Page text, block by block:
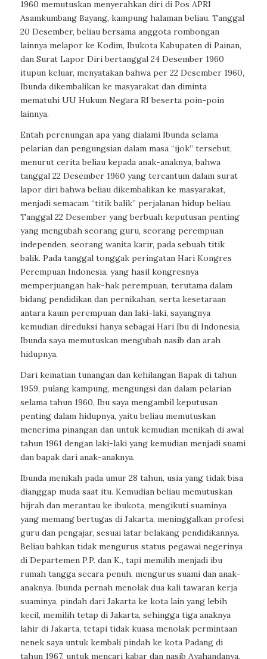
1960 memutuskan menyerahkan diri di Pos APRI
Asamkumbang Bayang, kampung halaman beliau. Tanggal
20 Desember, beliau bersama anggota rombongan
lainnya melapor ke Kodim, Ibukota Kabupaten di Painan,
dan Surat Lapor Diri bertanggal 24 Desember 1960
itupun keluar, menyatakan bahwa per 22 Desember 1960,
Ibunda dikembalikan ke masyarakat dan diminta
mematuhi UU Hukum Negara RI beserta poin-poin
lainnya.
Entah perenungan apa yang dialami Ibunda selama
pelarian dan pengungsian dalam masa “ijok” tersebut,
menurut cerita beliau kepada anak-anaknya, bahwa
tanggal 22 Desember 1960 yang tercantum dalam surat
lapor diri bahwa beliau dikembalikan ke masyarakat,
menjadi semacam “titik balik” perjalanan hidup beliau.
Tanggal 22 Desember yang berbuah keputusan penting
yang mengubah seorang guru, seorang perempuan
independen, seorang wanita karir, pada sebuah titik
balik. Pada tanggal tonggak peringatan Hari Kongres
Perempuan Indonesia, yang hasil kongresnya
memperjuangan hak-hak perempuan, terutama dalam
bidang pendidikan dan pernikahan, serta kesetaraan
antara kaum perempuan dan laki-laki, sayangnya
kemudian direduksi hanya sebagai Hari Ibu di Indonesia,
Ibunda saya memutuskan mengubah nasib dan arah
hidupnya.
Dari kematian tunangan dan kehilangan Bapak di tahun
1959, pulang kampung, mengungsi dan dalam pelarian
selama tahun 1960, Ibu saya mengambil keputusan
penting dalam hidupnya, yaitu beliau memutuskan
menerima pinangan dan untuk kemudian menikah di awal
tahun 1961 dengan laki-laki yang kemudian menjadi suami
dan bapak dari anak-anaknya.
Ibunda menikah pada umur 28 tahun, usia yang tidak bisa
dianggap muda saat itu. Kemudian beliau memutuskan
hijrah dan merantau ke ibukota, mengikuti suaminya
yang memang bertugas di Jakarta, meninggalkan profesi
guru dan pengajar, sesuai latar belakang pendidikannya.
Beliau bahkan tidak mengurus status pegawai negerinya
di Departemen P.P. dan K., tapi memilih menjadi ibu
rumah tangga secara penuh, mengurus suami dan anak-
anaknya. Ibunda pernah menolak dua kali tawaran kerja
suaminya, pindah dari Jakarta ke kota lain yang lebih
kecil, memilih tetap di Jakarta, sehingga tiga anaknya
lahir di Jakarta, tetapi tidak kuasa menolak permintaan
nenek saya untuk kembali pindah ke kota Padang di
tahun 1967, untuk mencari kabar dan nasib Ayahandanya,